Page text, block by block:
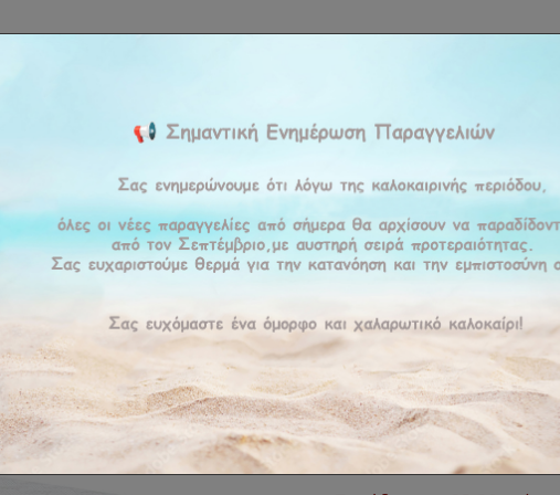
ΕΤΑΙΡΕΊΑ ΠΡΟΪΟΝΤΑ ΠΡΟΣΦΟΡΕΣΥΠΗΡΕΣΊΕΣBLOG
Στρώμα Tempur Pro® LuxeSmartCool™ Firm
Στρώμα
ΚΩΔΙΚΌΣ :
FIRM